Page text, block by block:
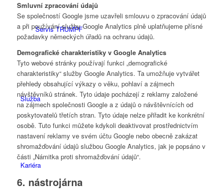
Servis TRUMPF
Služba
Kariéra
Smluvní zpracování údajů
Se společností Google jsme uzavřeli smlouvu o zpracování údajů
a při používání služby Google Analytics plně uplatňujeme přísné
požadavky německých úřadů na ochranu údajů.
Demografické charakteristiky v Google Analytics
Tyto webové stránky používají funkci „demografické
charakteristiky“ služby Google Analytics. Ta umožňuje vytvářet
přehledy obsahující výkazy o věku, pohlaví a zájmech
návštěvníků stránek. Tyto údaje pocházejí z reklamy založené
na zájmech společnosti Google a z údajů o návštěvnících od
poskytovatelů třetích stran. Tyto údaje nelze přiřadit ke konkrétní
osobě. Tuto funkci můžete kdykoli deaktivovat prostřednictvím
nastavení reklamy ve svém účtu Google nebo obecně zakázat
shromažďování údajů službou Google Analytics, jak je popsáno v
části „Námitka proti shromažďování údajů“.
6. nástrojárna